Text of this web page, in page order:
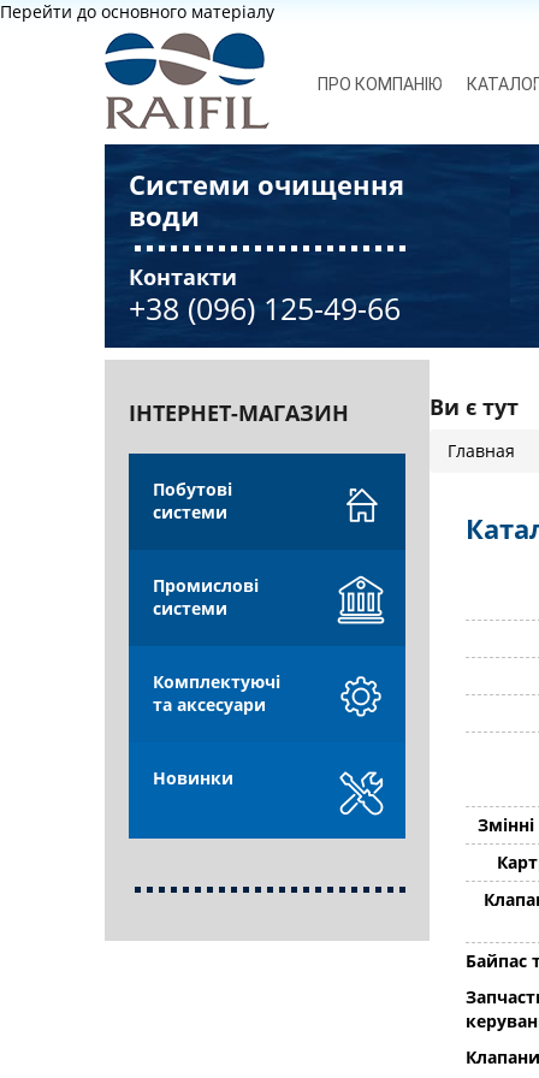
Перейти до основного матеріалу
ПРО КОМПАНІЮ
Системи очищення
води
Контакти
+38 (096) 125-49-66
ІНТЕРНЕТ-МАГАЗИН
Побутові
системи
Промислові
системи
Комплектуючі
та аксесуари
Новинки
Ви є тут
Главная
Байпас